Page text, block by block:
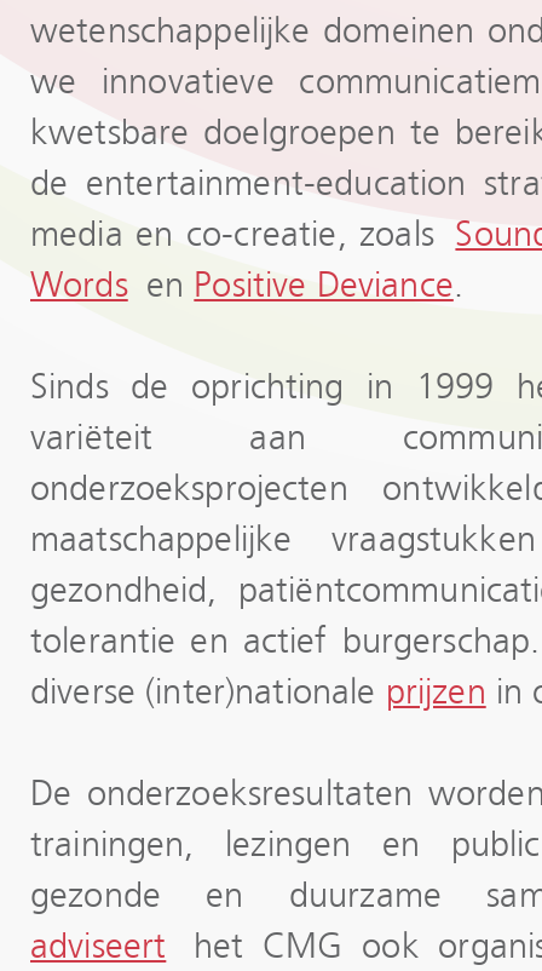
wetenschappelijke domeinen
we innovatieve
kwetsbare doelgroepen te
de entertainment-education
media en co-creatie, zoals
Wordsen Positive Deviance.
Sinds de oprichting in 1999
variëteit aan
onderzoeksprojecten
maatschappelijke
gezondheid,
tolerantie en actief
diverse (inter)nationale prijzen in
De onderzoeksresultaten
trainingen, lezingen en
gezonde en duurzame
adviseert het CMG ook